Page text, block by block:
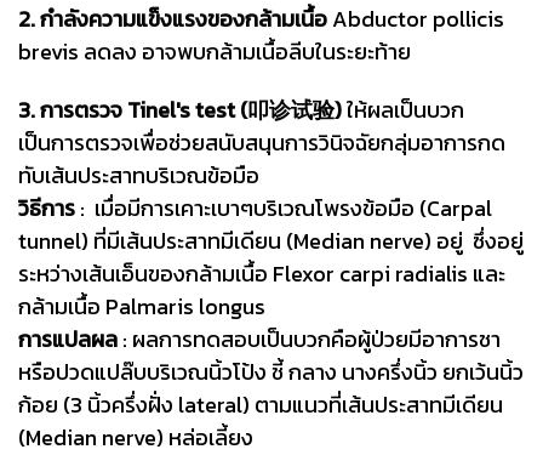
2. กำลังความแข็งแรงของกล้ามเนื้อAbductor pollicis
brevis ลดลง อาจพบกล้ามเนื้อลีบในระยะท้าย
3. การตรวจ Tinel's test (叩诊试验)ให้ผลเป็นบวก
เป็นการตรวจเพื่อช่วยสนับสนุนการวินิจฉัยกลุ่มอาการกด
ทับเส้นประสาทบริเวณข้อมือ
วิธีการ: เมื่อมีการเคาะเบาๆบริเวณโพรงข้อมือ (Carpal
tunnel) ที่มีเส้นประสาทมีเดียน (Median nerve) อยู่ ซึ่งอยู่
ระหว่างเส้นเอ็นของกล้ามเนื้อ Flexor carpi radialis และ
กล้ามเนื้อ Palmaris longus
การแปลผล: ผลการทดสอบเป็นบวกคือผู้ป่วยมีอาการชา
หรือปวดแปล๊บบริเวณนิ้วโป้ง ชี้ กลาง นางครึ่งนิ้ว ยกเว้นนิ้ว
ก้อย (3 นิ้วครึ่งฝั่ง lateral) ตามแนวที่เส้นประสาทมีเดียน
(Median nerve) หล่อเลี้ยง